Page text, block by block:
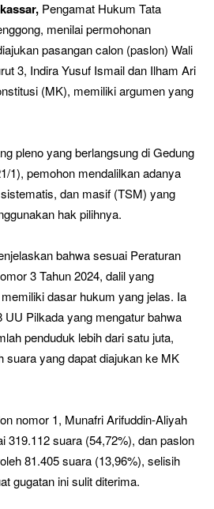
Pengamat Hukum Tata
menilai permohonan
pasangan calon (paslon) Wali
3, Indira Yusuf Ismail dan Ilham Ari
(MK), memiliki argumen yang
pleno yang berlangsung di Gedung
1), pemohon mendalilkan adanya
dan masif (TSM) yang
hak pilihnya.
bahwa sesuai Peraturan
3 Tahun 2024, dalil yang
dasar hukum yang jelas. Ia
UU Pilkada yang mengatur bahwa
penduduk lebih dari satu juta,
suara yang dapat diajukan ke MK
nomor 1, Munafri Arifuddin-Aliyah
319.112 suara (54,72%), dan paslon
81.405 suara (13,96%), selisih
gugatan ini sulit diterima.